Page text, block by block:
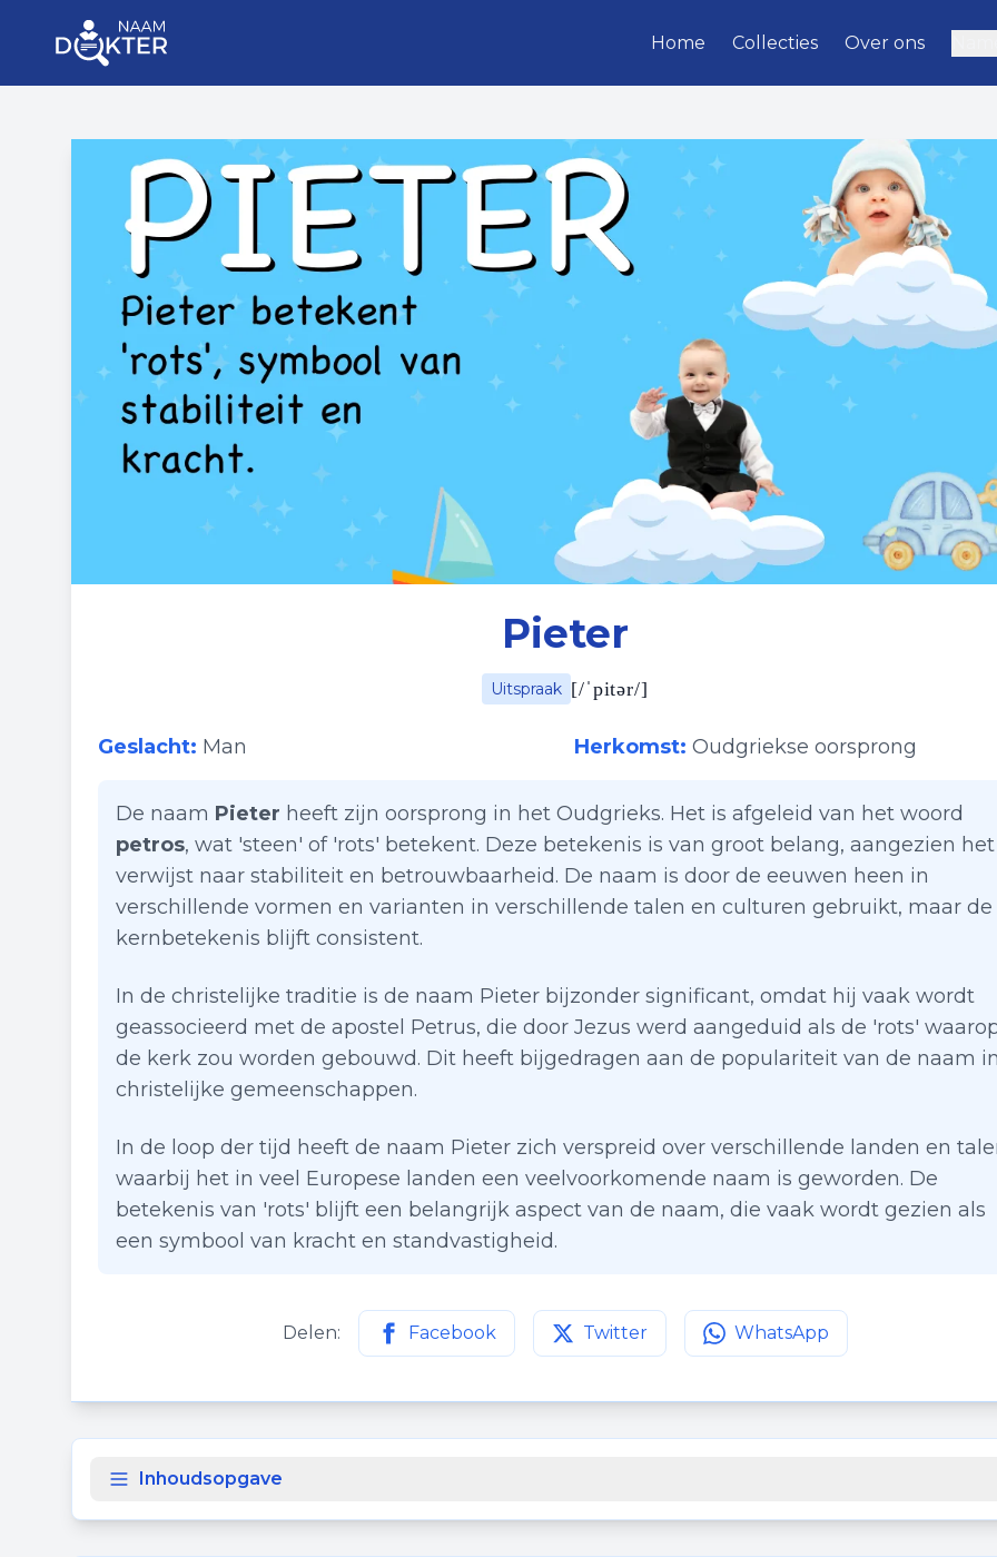
Home Collecties Over ons
Pieter
Uitspraak [/ˈpitər/]
Geslacht: Man Herkomst: Oudgriekse oorsprong
De naam Pieter heeft zijn oorsprong in het Oudgrieks. Het is afgeleid van het woord
petros, wat 'steen' of 'rots' betekent. Deze betekenis is van groot belang, aangezien het
verwijst naar stabiliteit en betrouwbaarheid. De naam is door de eeuwen heen in
verschillende vormen en varianten in verschillende talen en culturen gebruikt, maar de
kernbetekenis blijft consistent.
In de christelijke traditie is de naam Pieter bijzonder significant, omdat hij vaak wordt
geassocieerd met de apostel Petrus, die door Jezus werd aangeduid als de 'rots'
de kerk zou worden gebouwd. Dit heeft bijgedragen aan de populariteit van de naam in
christelijke gemeenschappen.
In de loop der tijd heeft de naam Pieter zich verspreid over verschillende landen en
waarbij het in veel Europese landen een veelvoorkomende naam is geworden. De
betekenis van 'rots' blijft een belangrijk aspect van de naam, die vaak wordt gezien als
een symbool van kracht en standvastigheid.
Delen: Facebook
Deel deze pagina op Facebook
Twitter
Deel deze pagina opTwitter
WhatsApp
Deel deze pagina op
Inhoudsopgave